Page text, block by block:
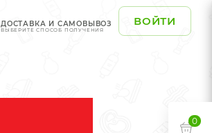
ВОЙТИ
ДОСТАВКА И САМОВЫВОЗ
ВЫБЕРИТЕ СПОСОБ ПОЛУЧЕНИЯ
0